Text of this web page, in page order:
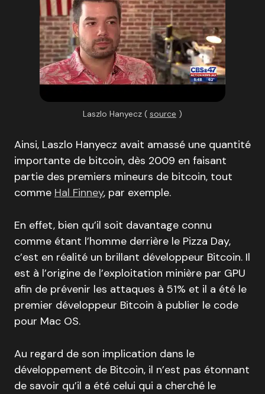
Laszlo Hanyecz ( source )
Ainsi, Laszlo Hanyecz avait amassé une quantité
importante de bitcoin, dès 2009 en faisant
partie des premiers mineurs de bitcoin, tout
comme Hal Finney, par exemple.
En effet, bien qu’il soit davantage connu
comme étant l’homme derrière le Pizza Day,
c’est en réalité un brillant développeur Bitcoin. Il
est à l’origine de l’exploitation minière par GPU
afin de prévenir les attaques à 51% et il a été le
premier développeur Bitcoin à publier le code
pour Mac OS.
Au regard de son implication dans le
développement de Bitcoin, il n’est pas étonnant
de savoir qu’il a été celui qui a cherché le